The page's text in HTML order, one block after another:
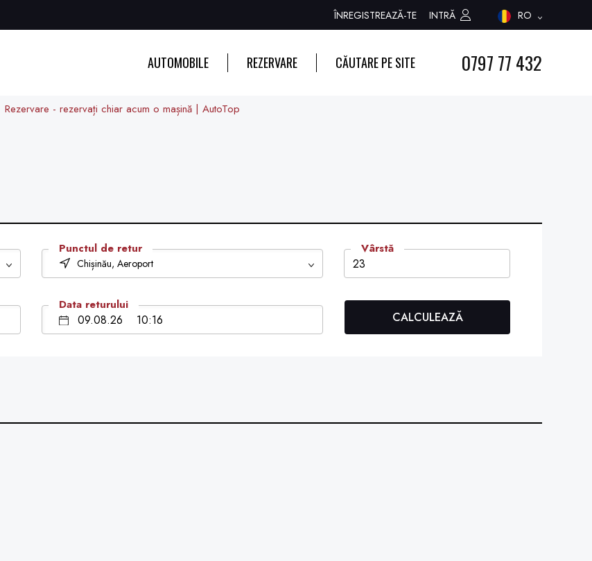
ÎNREGISTREAZĂ-TE INTRĂ RO
AUTOMOBILE
SUV
REZERVARE CĂUTARE PE SITE 0797 77 432
Rezervare - rezervați chiar acum o mașină | AutoTop
Punctul de retur
Chișinău, Aeroport
Vârstă
Data returului
CALCULEAZĂ